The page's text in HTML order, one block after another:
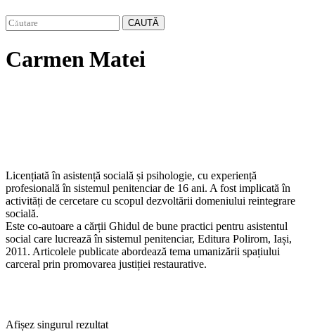
CAUTĂ
Carmen Matei
Licențiată în asistență socială și psihologie, cu experiență
profesională în sistemul penitenciar de 16 ani. A fost implicată în
activități de cercetare cu scopul dezvoltării domeniului reintegrare
socială.
Este co-autoare a cărții Ghidul de bune practici pentru asistentul
social care lucrează în sistemul penitenciar, Editura Polirom, Iași,
2011. Articolele publicate abordează tema umanizării spațiului
carceral prin promovarea justiției restaurative.
Afișez singurul rezultat